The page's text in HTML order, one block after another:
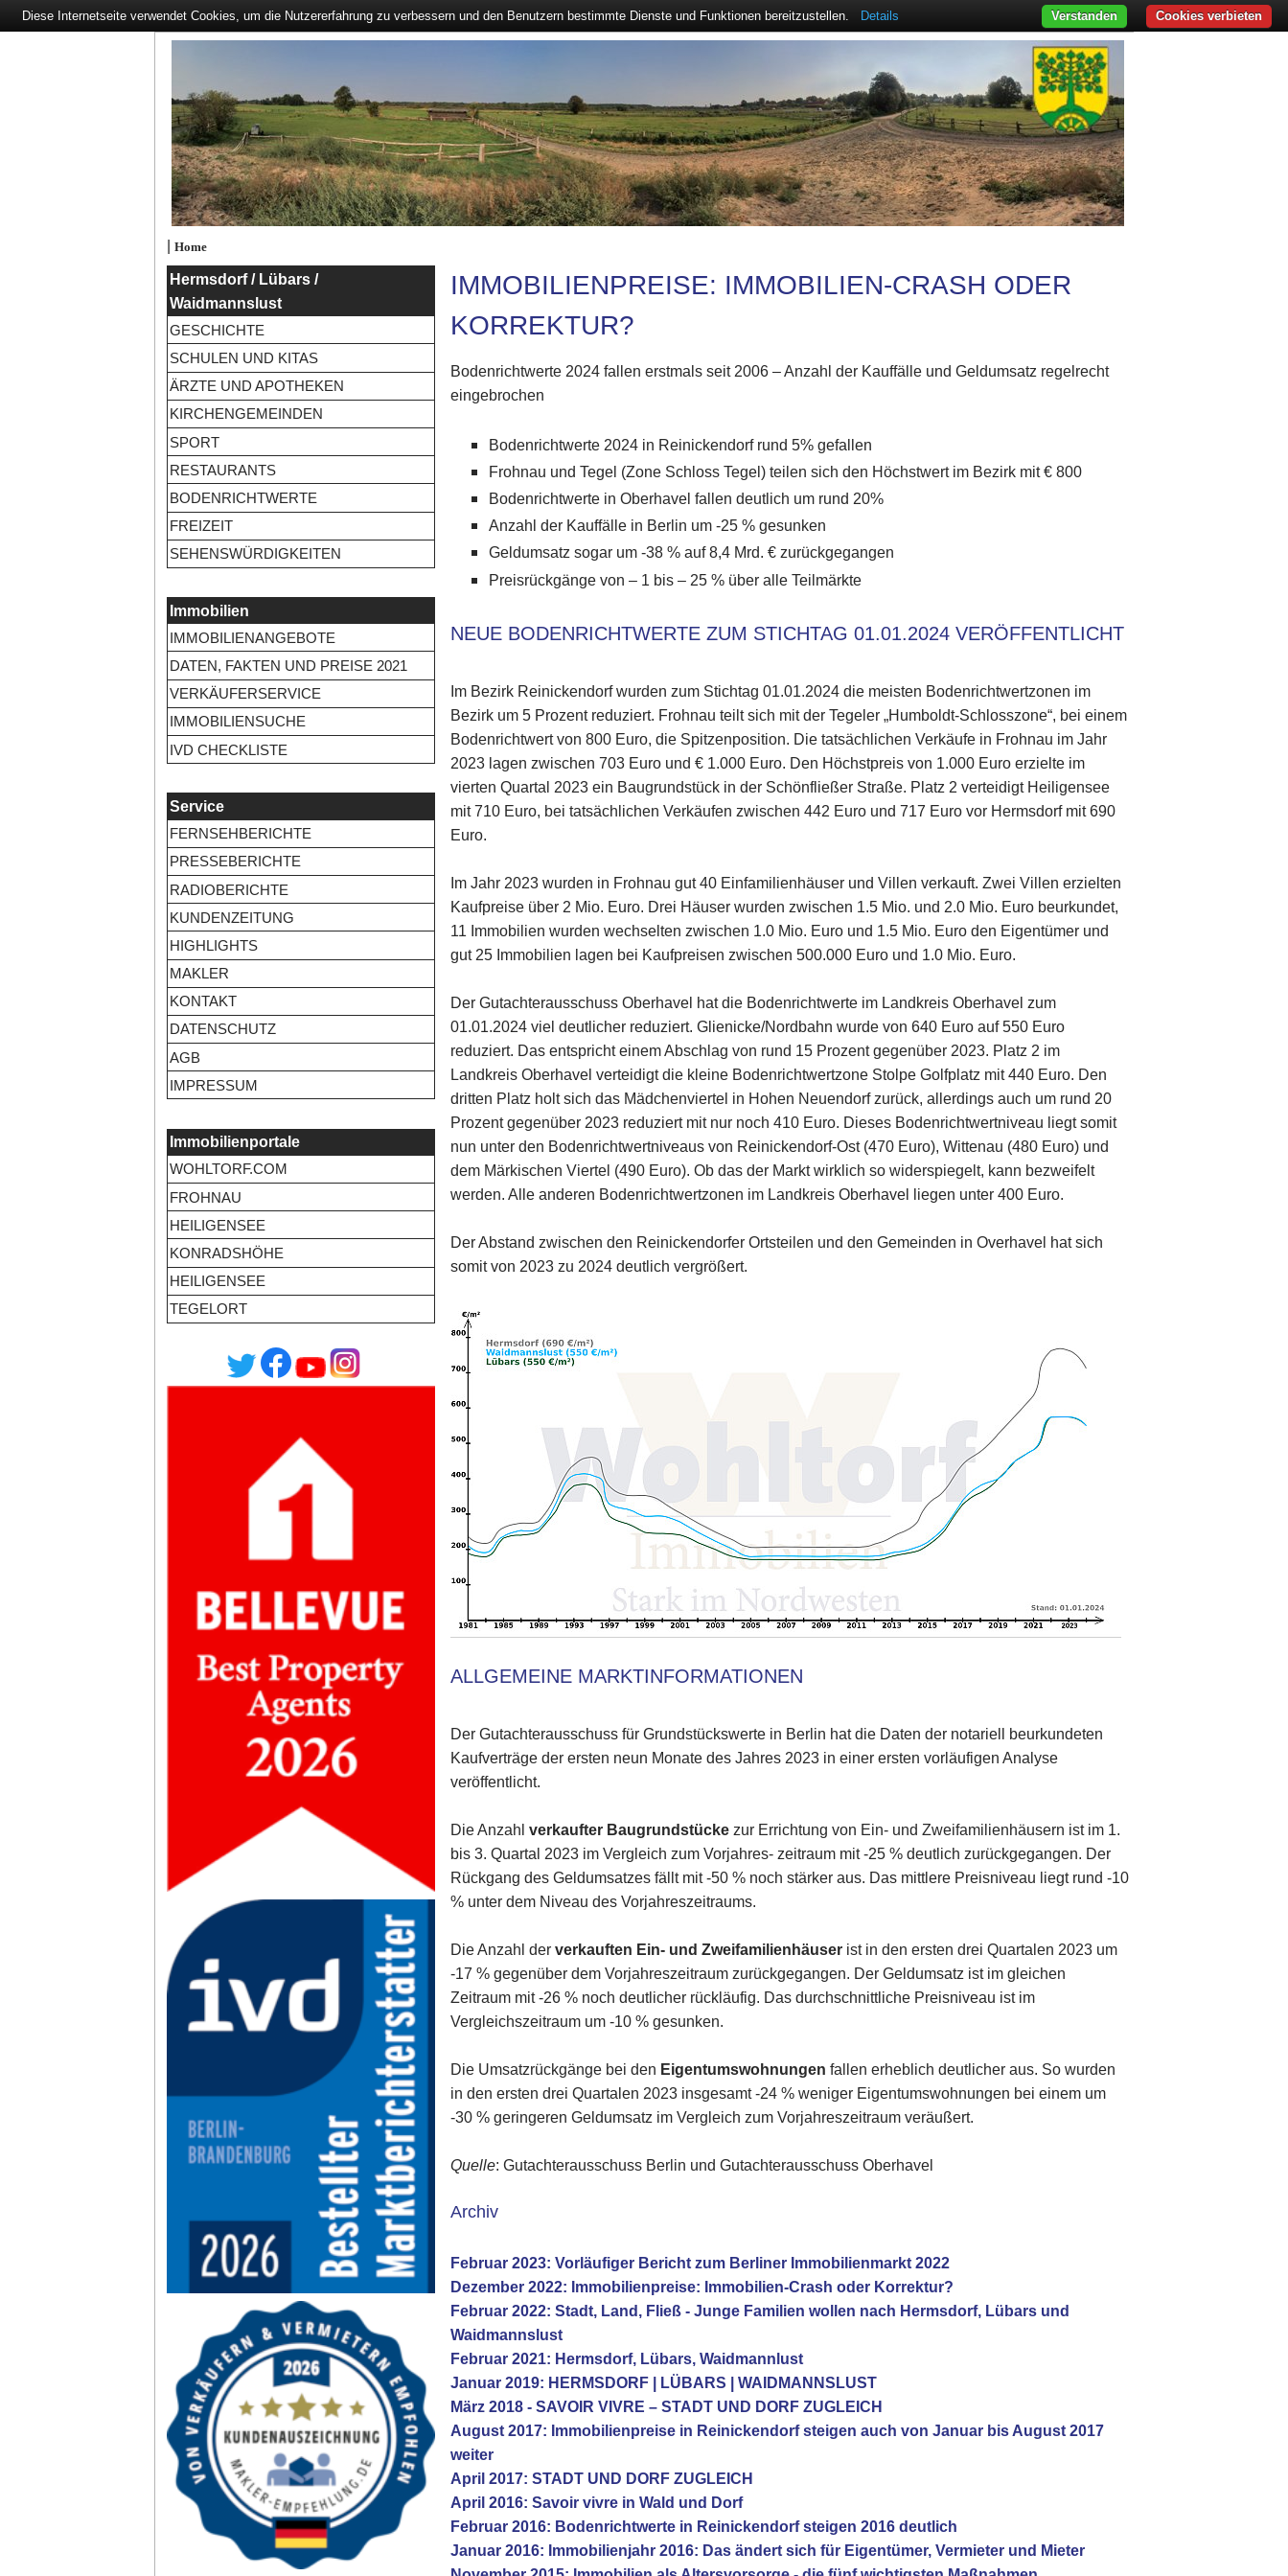
| Home
Hermsdorf / Lübars /
Waidmannslust
GESCHICHTE
SCHULEN UND KITAS
ÄRZTE UND APOTHEKEN
KIRCHENGEMEINDEN
SPORT
RESTAURANTS
BODENRICHTWERTE
FREIZEIT
SEHENSWÜRDIGKEITEN
Immobilien
IMMOBILIENANGEBOTE
DATEN, FAKTEN UND PREISE 2021
VERKÄUFERSERVICE
IMMOBILIENSUCHE
IVD CHECKLISTE
Service
FERNSEHBERICHTE
PRESSEBERICHTE
RADIOBERICHTE
KUNDENZEITUNG
HIGHLIGHTS
MAKLER
KONTAKT
DATENSCHUTZ
AGB
IMPRESSUM
Immobilienportale
WOHLTORF.COM
FROHNAU
HEILIGENSEE
KONRADSHÖHE
HEILIGENSEE
TEGELORT
IMMOBILIENPREISE: IMMOBILIEN-CRASH ODER
KORREKTUR?
Bodenrichtwerte 2024 fallen erstmals seit 2006 – Anzahl der Kauffälle und Geldumsatz regelrecht
eingebrochen
Bodenrichtwerte 2024 in Reinickendorf rund 5% gefallen
Frohnau und Tegel (Zone Schloss Tegel) teilen sich den Höchstwert im Bezirk mit € 800
Bodenrichtwerte in Oberhavel fallen deutlich um rund 20%
Anzahl der Kauffälle in Berlin um -25 % gesunken
Geldumsatz sogar um -38 % auf 8,4 Mrd. € zurückgegangen
Preisrückgänge von – 1 bis – 25 % über alle Teilmärkte
NEUE BODENRICHTWERTE ZUM STICHTAG 01.01.2024 VERÖFFENTLICHT
Im Bezirk Reinickendorf wurden zum Stichtag 01.01.2024 die meisten Bodenrichtwertzonen im
Bezirk um 5 Prozent reduziert. Frohnau teilt sich mit der Tegeler „Humboldt-Schlosszone“, bei einem
Bodenrichtwert von 800 Euro, die Spitzenposition. Die tatsächlichen Verkäufe in Frohnau im Jahr
2023 lagen zwischen 703 Euro und € 1.000 Euro. Den Höchstpreis von 1.000 Euro erzielte im
vierten Quartal 2023 ein Baugrundstück in der Schönfließer Straße. Platz 2 verteidigt Heiligensee
mit 710 Euro, bei tatsächlichen Verkäufen zwischen 442 Euro und 717 Euro vor Hermsdorf mit 690
Euro.
Im Jahr 2023 wurden in Frohnau gut 40 Einfamilienhäuser und Villen verkauft. Zwei Villen erzielten
Kaufpreise über 2 Mio. Euro. Drei Häuser wurden zwischen 1.5 Mio. und 2.0 Mio. Euro beurkundet,
11 Immobilien wurden wechselten zwischen 1.0 Mio. Euro und 1.5 Mio. Euro den Eigentümer und
gut 25 Immobilien lagen bei Kaufpreisen zwischen 500.000 Euro und 1.0 Mio. Euro.
Der Gutachterausschuss Oberhavel hat die Bodenrichtwerte im Landkreis Oberhavel zum
01.01.2024 viel deutlicher reduziert. Glienicke/Nordbahn wurde von 640 Euro auf 550 Euro
reduziert. Das entspricht einem Abschlag von rund 15 Prozent gegenüber 2023. Platz 2 im
Landkreis Oberhavel verteidigt die kleine Bodenrichtwertzone Stolpe Golfplatz mit 440 Euro. Den
dritten Platz holt sich das Mädchenviertel in Hohen Neuendorf zurück, allerdings auch um rund 20
Prozent gegenüber 2023 reduziert mit nur noch 410 Euro. Dieses Bodenrichtwertniveau liegt somit
nun unter den Bodenrichtwertniveaus von Reinickendorf-Ost (470 Euro), Wittenau (480 Euro) und
dem Märkischen Viertel (490 Euro). Ob das der Markt wirklich so widerspiegelt, kann bezweifelt
werden. Alle anderen Bodenrichtwertzonen im Landkreis Oberhavel liegen unter 400 Euro.
Der Abstand zwischen den Reinickendorfer Ortsteilen und den Gemeinden in Overhavel hat sich
somit von 2023 zu 2024 deutlich vergrößert.
ALLGEMEINE MARKTINFORMATIONEN
Der Gutachterausschuss für Grundstückswerte in Berlin hat die Daten der notariell beurkundeten
Kaufverträge der ersten neun Monate des Jahres 2023 in einer ersten vorläufigen Analyse
veröffentlicht.
Die Anzahlverkaufter Baugrundstückezur Errichtung von Ein- und Zweifamilienhäusern ist im 1.
bis 3. Quartal 2023 im Vergleich zum Vorjahres- zeitraum mit -25 % deutlich zurückgegangen. Der
Rückgang des Geldumsatzes fällt mit -50 % noch stärker aus. Das mittlere Preisniveau liegt rund -10
% unter dem Niveau des Vorjahreszeitraums.
Die Anzahl derverkauften Ein- und Zweifamilienhäuser ist in den ersten drei Quartalen 2023 um
-17 % gegenüber dem Vorjahreszeitraum zurückgegangen. Der Geldumsatz ist im gleichen
Zeitraum mit -26 % noch deutlicher rückläufig. Das durchschnittliche Preisniveau ist im
Vergleichszeitraum um -10 % gesunken.
Die Umsatzrückgänge bei den Eigentumswohnungen fallen erheblich deutlicher aus. So wurden
in den ersten drei Quartalen 2023 insgesamt -24 % weniger Eigentumswohnungen bei einem um
-30 % geringeren Geldumsatz im Vergleich zum Vorjahreszeitraum veräußert.
Quelle: Gutachterausschuss Berlin und Gutachterausschuss Oberhavel
Archiv
Februar 2023: Vorläufiger Bericht zum Berliner Immobilienmarkt 2022
Dezember 2022: Immobilienpreise: Immobilien-Crash oder Korrektur?
Februar 2022: Stadt, Land, Fließ - Junge Familien wollen nach Hermsdorf, Lübars und
Waidmannslust
Februar 2021: Hermsdorf, Lübars, Waidmannlust
Januar 2019: HERMSDORF | LÜBARS | WAIDMANNSLUST
März 2018 - SAVOIR VIVRE – STADT UND DORF ZUGLEICH
August 2017: Immobilienpreise in Reinickendorf steigen auch von Januar bis August 2017
weiter
April 2017: STADT UND DORF ZUGLEICH
April 2016: Savoir vivre in Wald und Dorf
Februar 2016: Bodenrichtwerte in Reinickendorf steigen 2016 deutlich
Januar 2016: Immobilienjahr 2016: Das ändert sich für Eigentümer, Vermieter und Mieter
Diese Internetseite verwendet Cookies, um die Nutzererfahrung zu verbessern und den Benutzern bestimmte Dienste und Funktionen bereitzustellen. Details Cookies verbieten
Verstanden